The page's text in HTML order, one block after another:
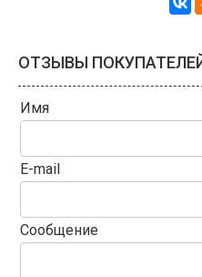
ОТЗЫВЫ
Имя
E-mail
Сообщение